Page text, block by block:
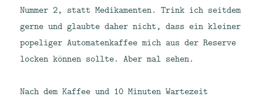
Nummer 2, statt Medikamenten. Trink ich seitdem
gerne und glaubte daher nicht, dass ein kleiner
popeliger Automatenkaffee mich aus der Reserve
locken können sollte. Aber mal sehen.
Nach dem Kaffee und 10 Minuten Wartezeit